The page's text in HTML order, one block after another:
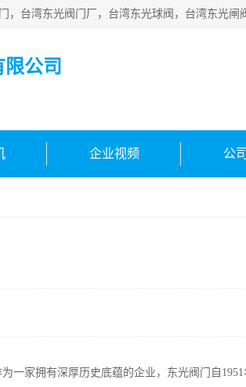
公司
企业视频 公
为一家拥有深厚历史底蕴的企业，东光阀门自